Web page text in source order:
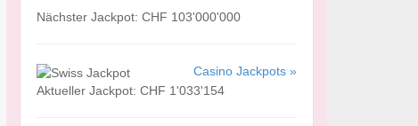
Nächster Jackpot: CHF 103'000'000
Casino Jackpots »
Aktueller Jackpot: CHF 1'033'154